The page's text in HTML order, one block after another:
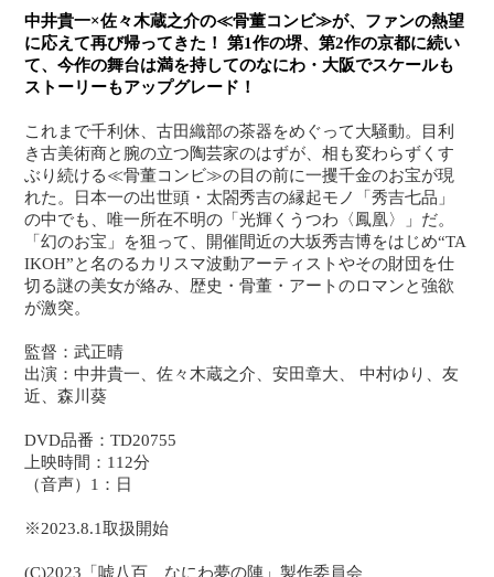
中井貴一×佐々木蔵之介の≪骨董コンビ≫が、ファンの熱望
に応えて再び帰ってきた！ 第1作の堺、第2作の京都に続い
て、今作の舞台は満を持してのなにわ・大阪でスケールも
ストーリーもアップグレード！
これまで千利休、古田織部の茶器をめぐって大騒動。目利
き古美術商と腕の立つ陶芸家のはずが、相も変わらずくす
ぶり続ける≪骨董コンビ≫の目の前に一攫千金のお宝が現
れた。日本一の出世頭・太閤秀吉の縁起モノ「秀吉七品」
の中でも、唯一所在不明の「光輝くうつわ〈鳳凰〉」だ。
「幻のお宝」を狙って、開催間近の大坂秀吉博をはじめ“TA
IKOH”と名のるカリスマ波動アーティストやその財団を仕
切る謎の美女が絡み、歴史・骨董・アートのロマンと強欲
が激突。
監督：武正晴
出演：中井貴一、佐々木蔵之介、安田章大、 中村ゆり、友
近、森川葵
DVD品番：TD20755
上映時間：112分
（音声）1：日
※2023.8.1取扱開始
(C)2023「嘘八百 なにわ夢の陣」製作委員会